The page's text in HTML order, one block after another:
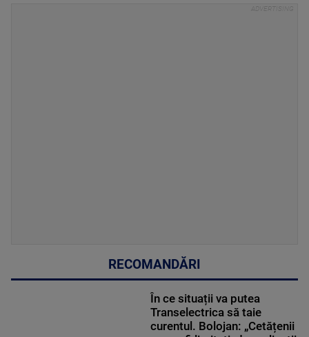
RECOMANDĂRI
În ce situații va putea
Transelectrica să taie
curentul. Bolojan: „Cetățenii